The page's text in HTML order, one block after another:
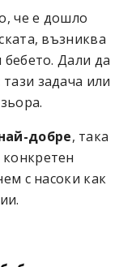
че е дошло
възниква
Дали да
задача или
добре, така
с насоки как